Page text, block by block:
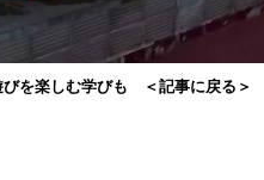
を楽しむ学びも ＜記事に戻る＞